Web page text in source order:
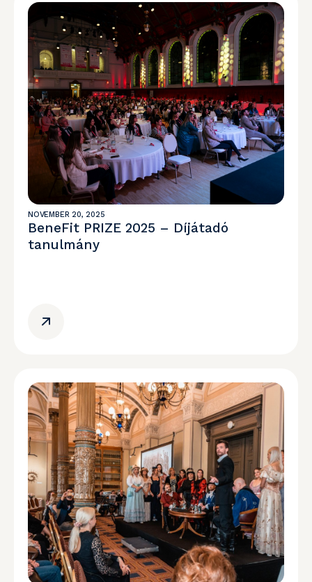
NOVEMBER 20, 2025
BeneFit PRIZE 2025 – Díjátadó
tanulmány